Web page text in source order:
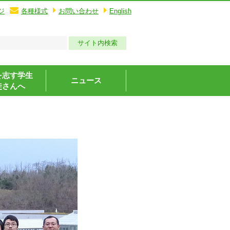
各種様式 お問い合わせ English
志す学生
さんへ
ニュース